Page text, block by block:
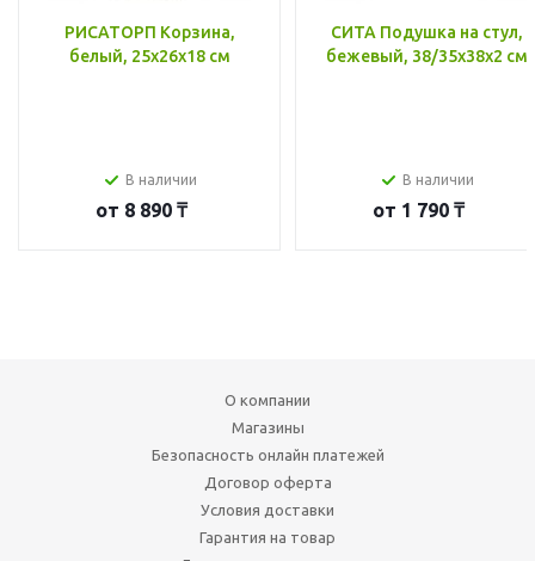
РИСАТОРП Корзина,
белый, 25x26x18 см
В наличии
от 8 890 ₸
СИТА Подушка на стул,
бежевый, 38/35x38x2 см
В наличии
от 1 790 ₸
О компании
Магазины
Безопасность онлайн платежей
Договор оферта
Условия доставки
Гарантия на товар